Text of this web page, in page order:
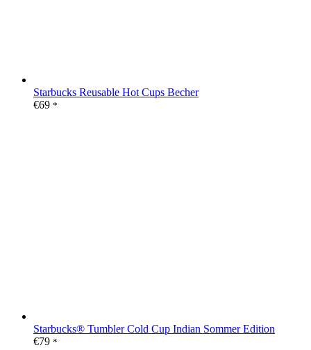
Starbucks Reusable Hot Cups Becher
€69 *
Starbucks® Tumbler Cold Cup Indian Sommer Edition
€79 *